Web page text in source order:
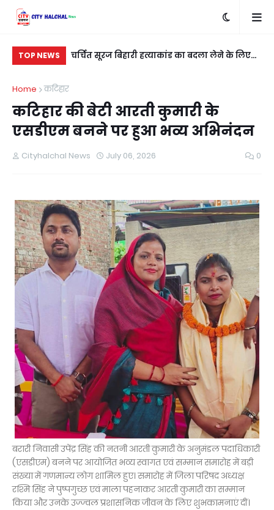
TOP NEWS
वोल्ट तार की
चर्चित सूरज बिहारी हत्याकांड का बदला लेने के लिए
Home
कटिहार
कटिहार की बेटी आरती कुमारी के
एसडीएम बनने पर हुआ भव्य अभिनंदन
Cityhalchal News July 06, 2026 0
बरारी निवासी उपेंद्र सिंह की नतनी आरती कुमारी के अनुमंडल पदाधिकारी
(एसडीएम) बनने पर आयोजित भव्य स्वागत एवं सम्मान समारोह में बड़ी
संख्या में गणमान्य लोग शामिल हुए। समारोह में जिला परिषद अध्यक्ष
रश्मि सिंह ने पुष्पगुच्छ एवं माला पहनाकर आरती कुमारी का सम्मान
किया और उनके उज्ज्वल प्रशासनिक जीवन के लिए शुभकामनाएं दीं।